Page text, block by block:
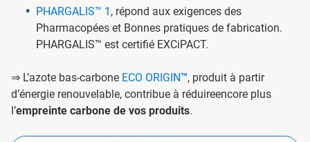
PHARGALIS™ 1 , répond aux exigences des
Pharmacopées et Bonnes pratiques de fabrication.
PHARGALIS™ est certifié EXCiPACT.
⇒ L’azote bas-carbone ECO ORIGIN™, produit à partir
d’énergie renouvelable, contribue à réduireencore plus
l’empreinte carbone de vos produits.